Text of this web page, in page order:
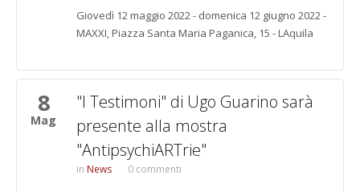
Giovedì 12 maggio 2022 - domenica 12 giugno 2022 -
MAXXI, Piazza Santa Maria Paganica, 15 - LAquila
8
Mag
"I Testimoni" di Ugo Guarino sarà
presente alla mostra
"AntipsychiARTrie"
News 0 commenti